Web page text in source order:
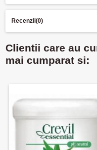
Recenzii(0)
Clientii care au
mai cumparat si: